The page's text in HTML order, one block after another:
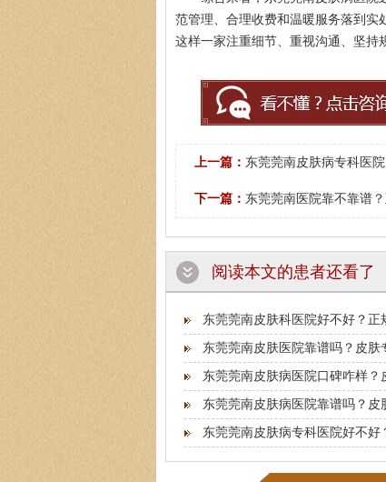
范管理、合理收费和温暖服务落到实
这样一家注重细节、重视沟通、坚持
上一篇： 东莞莞南皮肤病专科医
下一篇： 东莞莞南医院靠不靠谱
阅读本文的患者还看了
东莞莞南皮肤科医院好不好？正
东莞莞南皮肤医院靠谱吗？皮肤
东莞莞南皮肤病医院口碑咋样？
东莞莞南皮肤病医院靠谱吗？皮
东莞莞南皮肤病专科医院好不好